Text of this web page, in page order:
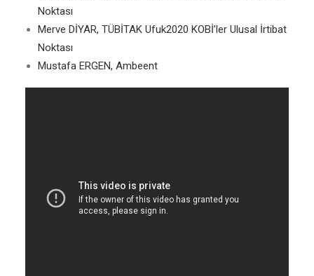
Noktası
Merve DİYAR, TÜBİTAK Ufuk2020 KOBİ’ler Ulusal İrtibat
Noktası
Mustafa ERGEN, Ambeent